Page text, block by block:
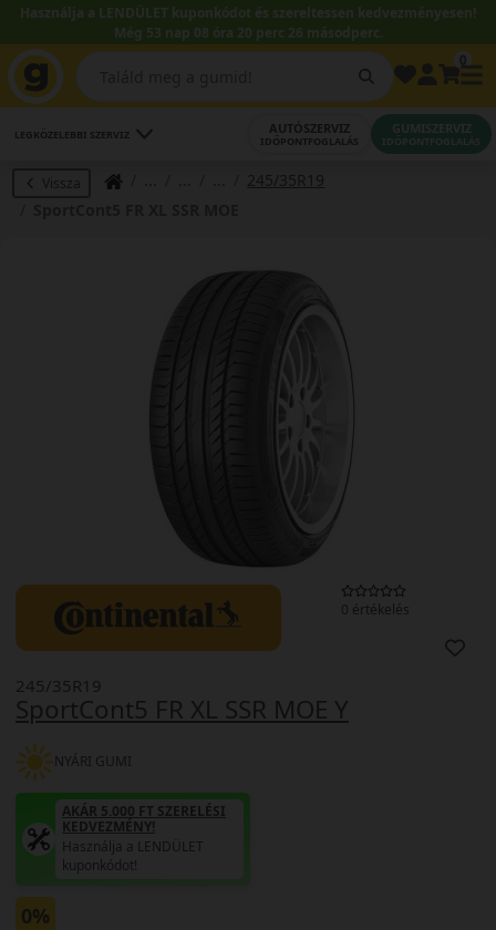
Használja a LENDÜLET kuponkódot és szereltessen kedvezményesen!
Még 53 nap 08 óra 20 perc 26 másodperc.
LEGKÖZELEBBI SZERVIZ AUTÓSZERVIZ
IDŐPONTFOGLALÁS
GUMISZERVIZ
IDŐPONTFOGLALÁS
Vissza
245/35R19
0 értékelés
SportCont5 FR XL SSR MOE Y
245/35R19
NYÁRI GUMI
AKÁR 5.000 FT SZERELÉSI
KEDVEZMÉNY!
Használja a LENDÜLET
kuponkódot!
0%